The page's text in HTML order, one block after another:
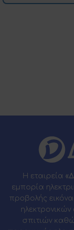
Η εταιρεία
εμπορία
προβολής
σπιτιών